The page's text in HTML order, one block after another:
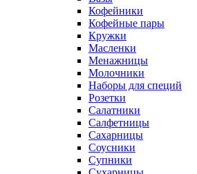
Кофейники
Кофейные пары
Кружки
Масленки
Менажницы
Молочники
Наборы для специй
Розетки
Салатники
Салфетницы
Сахарницы
Соусники
Супники